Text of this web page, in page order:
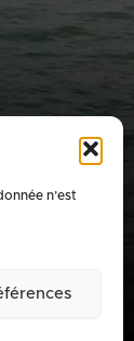
n’est